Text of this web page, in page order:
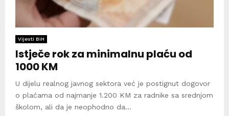
Vijesti BiH
Istječe rok za minimalnu plaću od
1000 KM
U dijelu realnog javnog sektora već je postignut dogovor
o plaćama od najmanje 1.200 KM za radnike sa srednjom
školom, ali da je neophodno da...